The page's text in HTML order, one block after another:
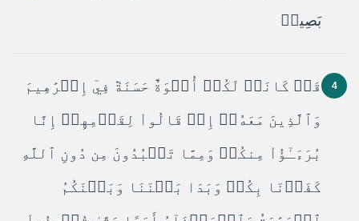
بَصِيرٞ
4
قَدۡ كَانَتۡ لَكُمۡ أُسۡوَةٌ حَسَنَةٞ فِيٓ إِبۡرَٰهِيمَ
وَٱلَّذِينَ مَعَهُۥٓ إِذۡ قَالُواْ لِقَوۡمِهِمۡ إِنَّا
بُرَءَـٰٓؤُاْ مِنكُمۡ وَمِمَّا تَعۡبُدُونَ مِن دُونِ ٱللَّهِ
كَفَرۡنَا بِكُمۡ وَبَدَا بَيۡنَنَا وَبَيۡنَكُمُ